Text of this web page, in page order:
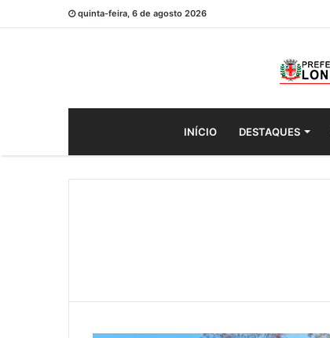
quinta-feira, 6 de agosto 2026
INÍCIO DESTAQUES